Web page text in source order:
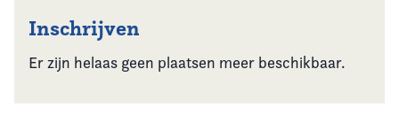
Inschrijven
Er zijn helaas geen plaatsen meer beschikbaar.